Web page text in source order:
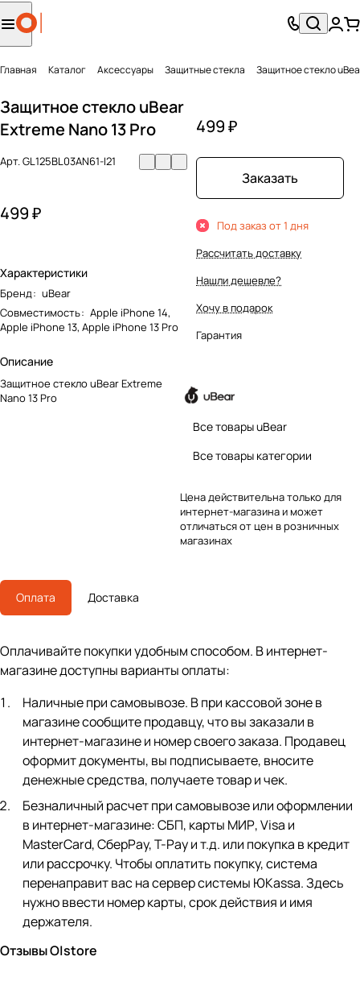
Главная Каталог Аксесcуары Защитные стекла Защитное стекло
Защитное стекло uBear
Extreme Nano 13 Pro
Арт.GL125BL03AN61-I21
499 ₽
Характеристики
Бренд: uBear
Совместимость: Apple iPhone 14,
Apple iPhone 13, Apple iPhone 13 Pro
Описание
Защитное стекло uBear Extreme
Nano 13 Pro
499 ₽
Заказать
Под заказ от 1 дня
Рассчитать доставку
Нашли дешевле?
Хочу в подарок
Гарантия
Все товары uBear
Все товары категории
Цена действительна только для
интернет-магазина и может
отличаться от цен в розничных
магазинах
Оплата Доставка
Оплачивайте покупки удобным способом. В интернет-
магазине доступны варианты оплаты:
Наличные при самовывозе. В при кассовой зоне в
магазине сообщите продавцу, что вы заказали в
интернет-магазине и номер своего заказа. Продавец
оформит документы, вы подписываете, вносите
денежные средства, получаете товар и чек.
Безналичный расчет при самовывозе или оформлении
в интернет-магазине: СБП, карты МИР, Visa и
MasterCard, СберPay, Т-Pay и т.д. или покупка в кредит
или рассрочку. Чтобы оплатить покупку, система
перенаправит вас на сервер системы ЮKassa. Здесь
нужно ввести номер карты, срок действия и имя
держателя.
Отзывы O|store